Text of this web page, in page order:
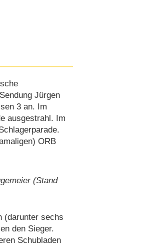
Jürgen
3 an. Im
ausgestrahl. Im
ORB
(Stand
(darunter sechs
den Sieger.
Schubladen